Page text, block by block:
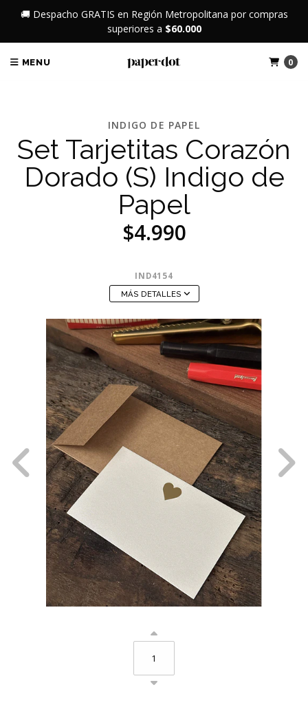
🚚 Despacho GRATIS en Región Metropolitana por compras
superiores a $60.000
MENU 0
INDIGO DE PAPEL
Set Tarjetitas Corazón
Dorado (S) Indigo de
Papel
$4.990
IND4154
MÁS DETALLES